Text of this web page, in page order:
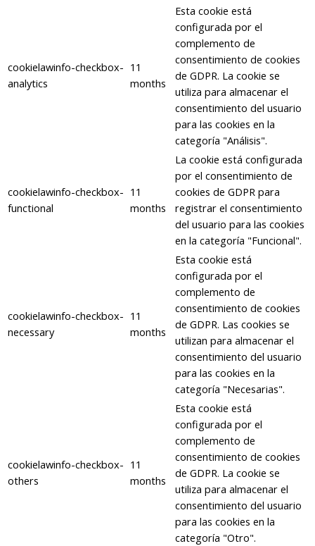
cookielawinfo-checkbox-
analytics
11
months
Esta cookie está
configurada por el
complemento de
consentimiento de cookies
de GDPR. La cookie se
utiliza para almacenar el
consentimiento del usuario
para las cookies en la
categoría "Análisis".
cookielawinfo-checkbox-
functional
11
months
La cookie está configurada
por el consentimiento de
cookies de GDPR para
registrar el consentimiento
del usuario para las cookies
en la categoría "Funcional".
cookielawinfo-checkbox-
necessary
11
months
Esta cookie está
configurada por el
complemento de
consentimiento de cookies
de GDPR. Las cookies se
utilizan para almacenar el
consentimiento del usuario
para las cookies en la
categoría "Necesarias".
cookielawinfo-checkbox-
others
11
months
Esta cookie está
configurada por el
complemento de
consentimiento de cookies
de GDPR. La cookie se
utiliza para almacenar el
consentimiento del usuario
para las cookies en la
categoría "Otro".